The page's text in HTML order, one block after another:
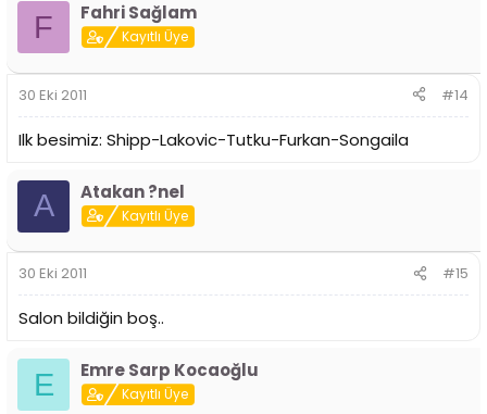
F Fahri Sağlam
Kayıtlı Üye
30 Eki 2011 #14
Ilk besimiz: Shipp-Lakovic-Tutku-Furkan-Songaila
A Atakan ?nel
Kayıtlı Üye
30 Eki 2011 #15
Salon bildiğin boş..
E Emre Sarp Kocaoğlu
Kayıtlı Üye